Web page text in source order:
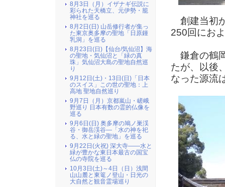
創建当初
250回にお
鎌倉の鶴
たが、以後
なった源流
8月3日（月）イザナギ伝説に
彩られた天橋立、元伊勢・籠
神社を巡る
8月2日(日) 山岳修行者が集っ
た東京奥多摩の聖地「日原鍾
乳洞」を巡る
8月23日(日)【仙台/気仙沼】海
の聖地・気仙沼と「緑の真
珠」気仙沼大島の聖地自然巡
り
9月12日(土)・13日(日)「日本
のスイス」この世の聖地：上
高地 聖地自然巡り
9月7日（月）京都嵐山・嵯峨
野巡り 日本有数の霊的仏像を
巡る
9月6日(日) 奥多摩の鳩ノ巣渓
谷・御岳渓谷―「水の神を祀
る、水と緑の聖地」を巡る
9月22日(火祝) 深大寺――水と
緑が豊かな東日本最古の国宝
仏の寺院を巡る
10月3日(土)～4日（日）浅間
山山麓と東篭ノ登山・日光の
大自然と観音霊場巡り